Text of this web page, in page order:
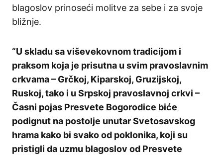
blagoslov prinoseći molitve za sebe i za svoje
bližnje.
“U skladu sa viševekovnom tradicijom i
praksom koja je prisutna u svim pravoslavnim
crkvama – Grčkoj, Kiparskoj, Gruzijskoj,
Ruskoj, tako i u Srpskoj pravoslavnoj crkvi –
Časni pojas Presvete Bogorodice biće
podignut na postolje unutar Svetosavskog
hrama kako bi svako od poklonika, koji su
pristigli da uzmu blagoslov od Presvete